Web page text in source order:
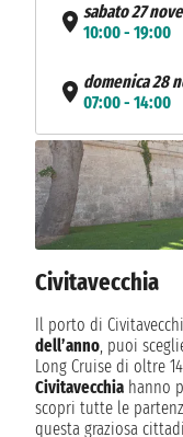
sabato 27
10:00 - 19:00
domenica 28
07:00 - 14:00
lunedì 29
11:00 - 18:00
martedì 30
10:00 - 19:00
mercoledì 1
giovedì 2
11:00 - 19:00
venerdì 3
Civitavecchia
Il porto di
dell’anno, puoi
Long Cruise di oltre
Civitavecchia hanno
scopri tutte le
questa graziosa